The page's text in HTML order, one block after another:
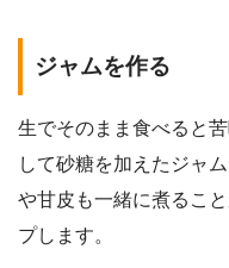
ジャムを作る
生でそのまま食べると
して砂糖を加えたジャ
や甘皮も一緒に煮るこ
プします。